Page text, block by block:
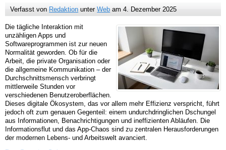
Verfasst von Redaktion unterWeb am 4. Dezember 2025
Die tägliche Interaktion mit
unzähligen Apps und
Softwareprogrammen ist zur neuen
Normalität geworden. Ob für die
Arbeit, die private Organisation oder
die allgemeine Kommunikation – der
Durchschnittsmensch verbringt
mittlerweile Stunden vor
verschiedenen Benutzeroberflächen.
Dieses digitale Ökosystem, das vor allem mehr Effizienz verspricht, führt
jedoch oft zum genauen Gegenteil: einem undurchdringlichen Dschungel
aus Informationen, Benachrichtigungen und ineffizienten Abläufen. Die
Informationsflut und das App-Chaos sind zu zentralen Herausforderungen
der modernen Lebens- und Arbeitswelt avanciert.